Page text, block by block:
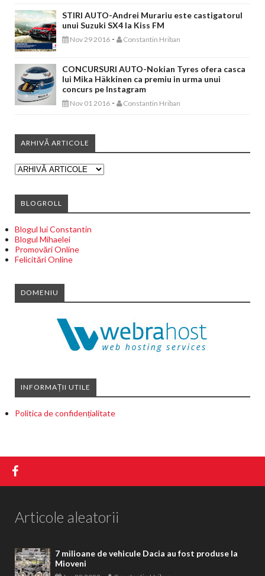
STIRI AUTO-Andrei Murariu este castigatorul
unui Suzuki SX4 la Kiss FM
Nov 29 2016 - Constantin Hriban
CONCURSURI AUTO-Nokian Tyres ofera casca
lui Mika Häkkinen ca premiu in urma unui
concurs pe Instagram
Nov 01 2016 - Constantin Hriban
ARHIVĂ ARTICOLE
BLOGROLL
Blogul lui Constantin
Blogul Mihaelei
Promovări Online
Felicitări Online
DOMENIU
INFORMAȚII UTILE
Politica de confidențialitate
Articole aleatorii
7 milioane de vehicule Dacia au fost produse la
Mioveni